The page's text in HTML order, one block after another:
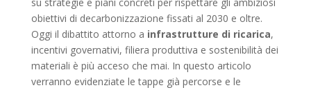
obiettivi di decarbonizzazione fissati al 2030 e oltre.
Oggi il dibattito attorno a infrastrutture di ricarica,
incentivi governativi, filiera produttiva e sostenibilità dei
materiali è più acceso che mai. In questo articolo
verranno evidenziate le tappe già percorse e le